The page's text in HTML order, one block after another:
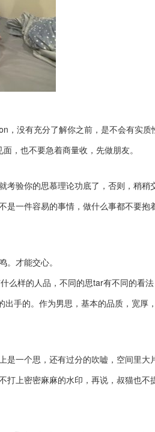
，没有充分了解你之前，是不会有实质
，也不要急着商量收，先做朋友。
考验你的思慕理论功底了，否则，稍稍
是一件容易的事情，做什么事都不要抱
才能交心。
么样的人品，不同的思tar有不同的看
手的。作为男思，基本的品质，宽厚
是一个思，还有过分的吹嘘，空间里大
打上密密麻麻的水印，再说，叔猫也不